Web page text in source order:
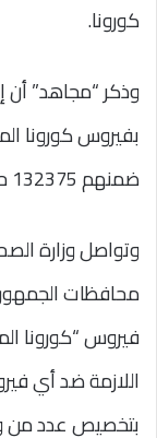
كورونا.
وذكر “مجاهد” أن
ضمنهم 132375 حالة تم شفاؤها، و 9651 حالة وفاة.
وتواصل وزارة
محافظات
فيروس “كورونا
اللازمة ضد أي
بتخصيص عدد من